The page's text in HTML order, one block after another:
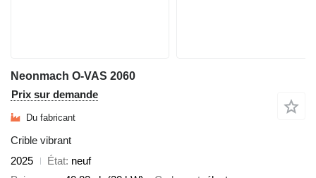
Neonmach O-VAS 2060
Prix sur demande
Du fabricant
Crible vibrant
2025
État neuf